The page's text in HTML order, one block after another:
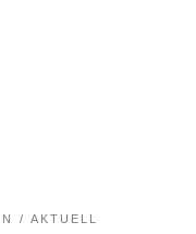
AKTUELL